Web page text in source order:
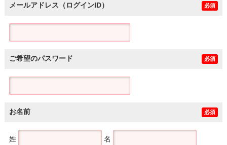
メールアドレス（ログインID） 必須
ご希望のパスワード 必須
お名前 必須
姓 名